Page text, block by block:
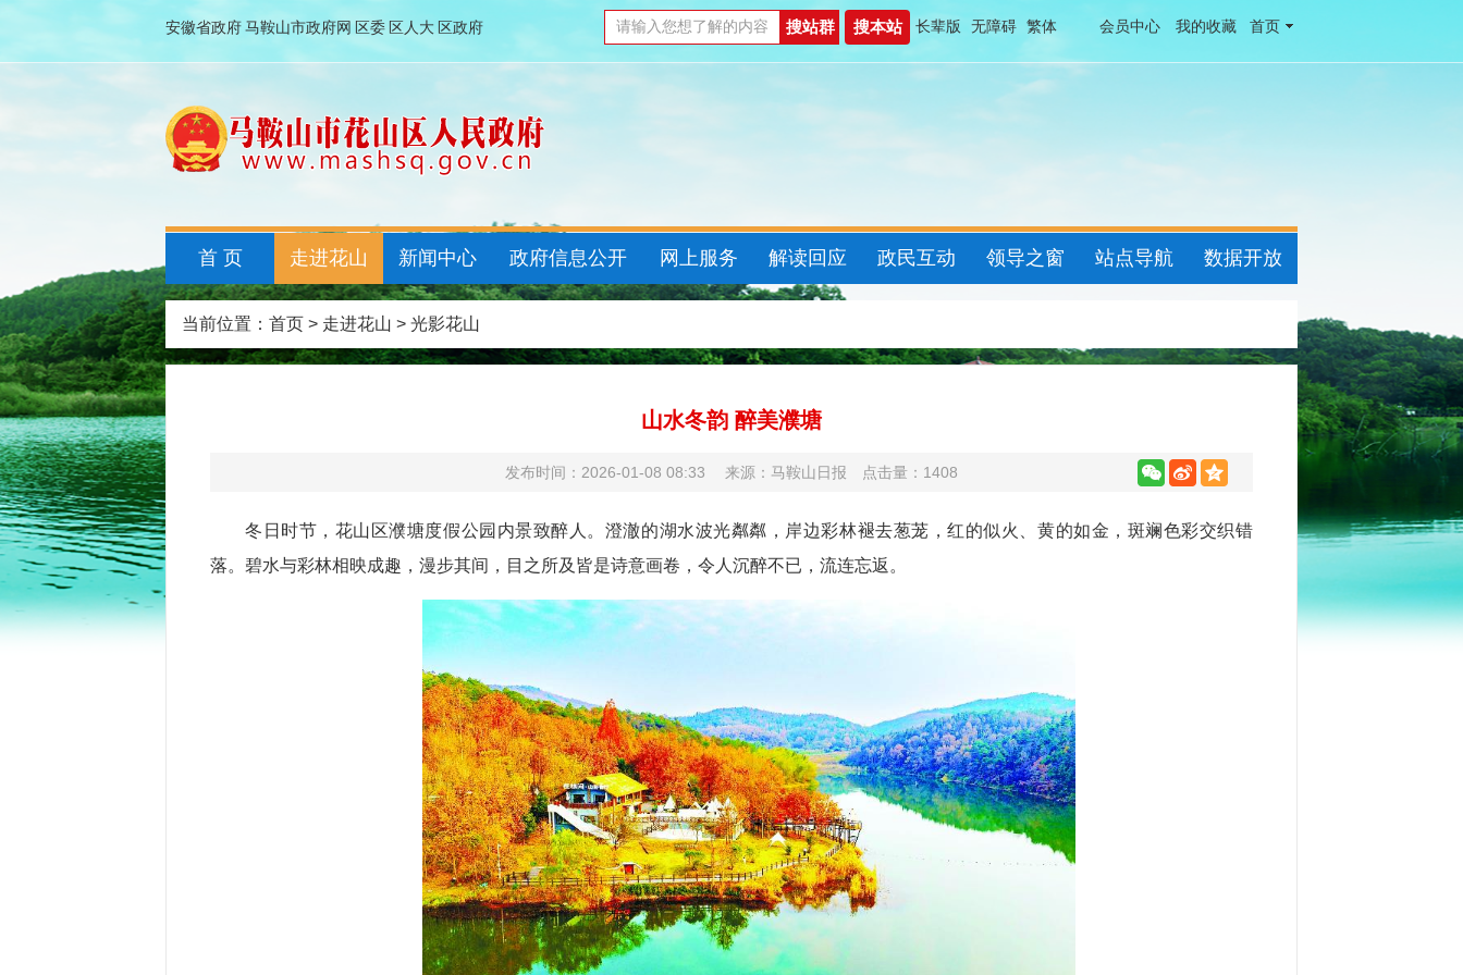
安徽省政府马鞍山市政府网 区委 区人大 区政府 长辈版 无障碍 繁体 会员中心 我的收藏 首页
首 页 走进花山 新闻中心 政府信息公开 网上服务 解读回应 政民互动 领导之窗 站点导航 数据开放
当前位置： 首页 > 走进花山 > 光影花山
山水冬韵 醉美濮塘
发布时间：2026-01-08 08:33 来源：马鞍山日报 点击量： 1408
冬日时节，花山区濮塘度假公园内景致醉人。澄澈的湖水波光粼粼，岸边彩林褪去葱茏，红的似火、黄的如金，斑斓色彩交织错
落。碧水与彩林相映成趣，漫步其间，目之所及皆是诗意画卷，令人沉醉不已，流连忘返。